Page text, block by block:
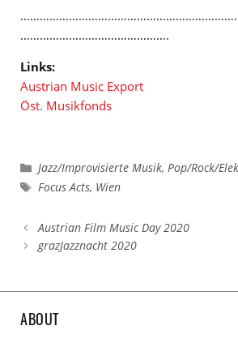
……………………………………….
Links:
Austrian Music Export
Öst. Musikfonds
Kategorien
Jazz/Improvisierte Musik,Pop/Rock/
Schlagwörter
Focus Acts, Wien
Austrian Film Music Day 2020
grazJazznacht 2020
ABOUT